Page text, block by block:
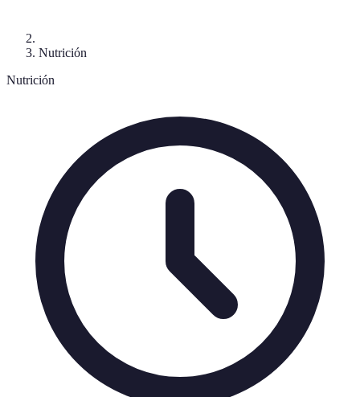
Nutrición
Nutrición